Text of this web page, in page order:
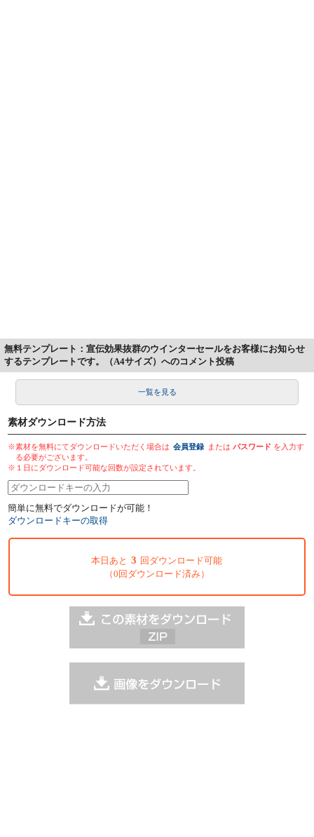
無料テンプレート：宣伝効果抜群のウインターセールをお客様にお知らせ
するテンプレートです。（A4サイズ）へのコメント投稿
一覧を見る
素材ダウンロード方法
※素材を無料にてダウンロードいただく場合は 会員登録 またはパスワード を入力す
る必要がございます。
※１日にダウンロード可能な回数が設定されています。
簡単に無料でダウンロードが可能！
ダウンロードキーの取得
本日あと 3 回ダウンロード可能
（0回ダウンロード済み）